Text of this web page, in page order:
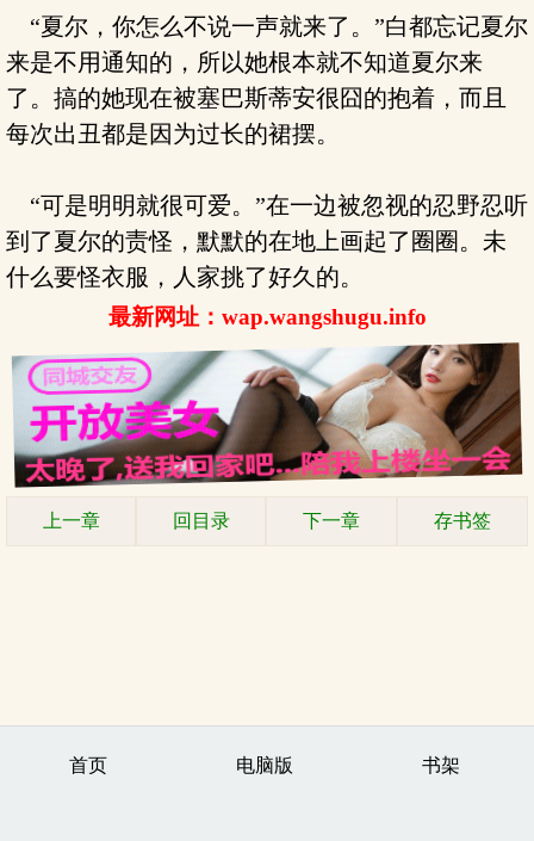
“夏尔，你怎么不说一声就来了。”白都忘记夏尔
来是不用通知的，所以她根本就不知道夏尔来
了。搞的她现在被塞巴斯蒂安很囧的抱着，而且
每次出丑都是因为过长的裙摆。
“可是明明就很可爱。”在一边被忽视的忍野忍听
到了夏尔的责怪，默默的在地上画起了圈圈。未
什么要怪衣服，人家挑了好久的。
最新网址：wap.wangshugu.info
上一章 回目录 下一章 存书签
首页 电脑版 书架